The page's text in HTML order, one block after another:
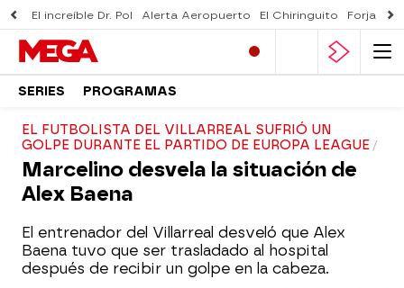
El increíble Dr. Pol Alerta Aeropuerto El Chiringuito Forjado
SERIES PROGRAMAS
EL FUTBOLISTA DEL VILLARREAL SUFRIÓ UN
GOLPE DURANTE EL PARTIDO DE EUROPA LEAGUE
Marcelino desvela la situación de
Alex Baena
El entrenador del Villarreal desveló que Alex
Baena tuvo que ser trasladado al hospital
después de recibir un golpe en la cabeza.